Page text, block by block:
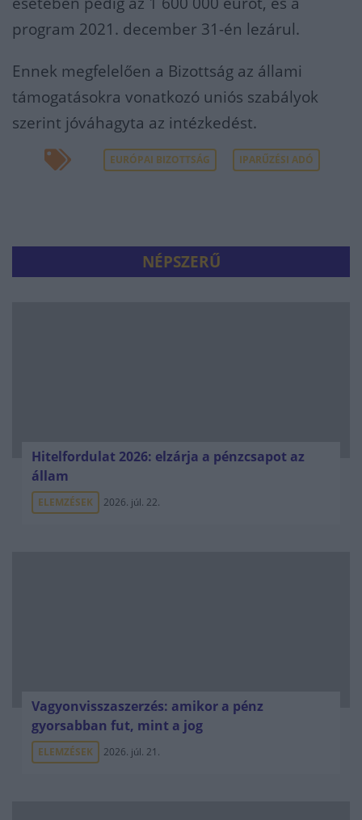
program 2021. december 31-én lezárul.
Ennek megfelelően a Bizottság az állami
támogatásokra vonatkozó uniós szabályok
szerint jóváhagyta az intézkedést.
EURÓPAI BIZOTTSÁG IPARŰZÉSI ADÓ
NÉPSZERŰ
Hitelfordulat 2026: elzárja a pénzcsapot az
állam
ELEMZÉSEK 2026. júl. 22.
Vagyonvisszaszerzés: amikor a pénz
gyorsabban fut, mint a jog
ELEMZÉSEK 2026. júl. 21.